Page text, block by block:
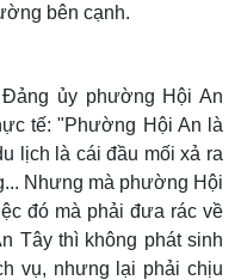
bên cạnh.
ủy phường Hội An
tế: "Phường Hội An là
lịch là cái đầu mối xả ra
Nhưng mà phường Hội
đó mà phải đưa rác về
Tây thì không phát sinh
vụ, nhưng lại phải chịu